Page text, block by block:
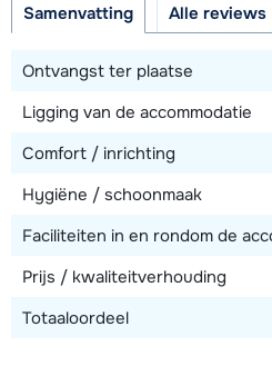
Samenvatting Alle reviews
Ontvangst ter plaatse
Ligging van de accommodatie
Comfort / inrichting
Hygiëne / schoonmaak
Faciliteiten in en rondom de
Prijs / kwaliteitverhouding
Totaaloordeel